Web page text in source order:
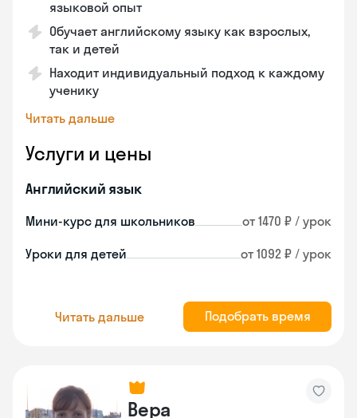
языковой опыт
Обучает английскому языку как взрослых,
так и детей
Находит индивидуальный подход к каждому
ученику
Читать дальше
Услуги и цены
Английский язык
Мини-курс для школьников от 1470 ₽ / урок
Уроки для детей от 1092 ₽ / урок
Читать дальше Подобрать время
Вера